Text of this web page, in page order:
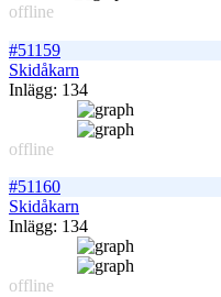
offline
#51159
Skidåkarn
Inlägg: 134
offline
#51160
Skidåkarn
Inlägg: 134
offline